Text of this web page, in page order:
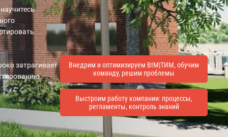
затрагивает
Внедрим и оптимизируем BIM|ТИМ, обучим
команду, решим проблемы
Выстроим работу компании: процессы,
регламенты, контроль знаний